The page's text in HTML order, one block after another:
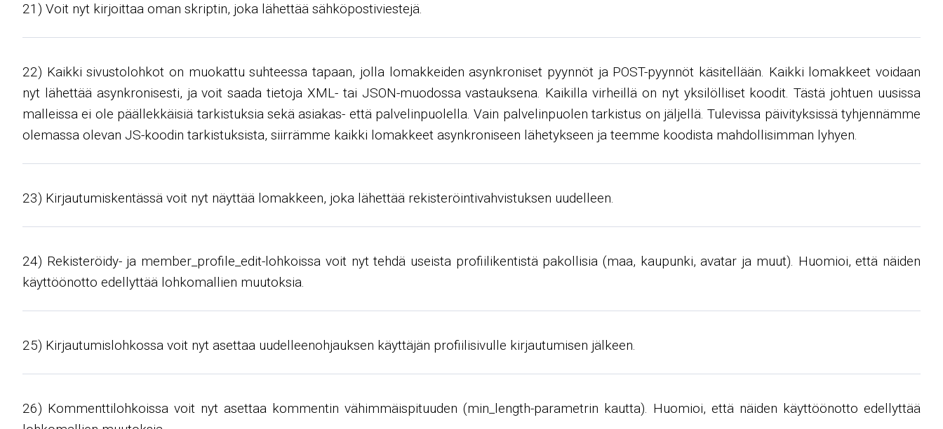
21) Voit nyt kirjoittaa oman skriptin, joka lähettää sähköpostiviestejä.
22) Kaikki sivustolohkot on muokattu suhteessa tapaan, jolla lomakkeiden asynkroniset pyynnöt ja POST-pyynnöt käsitellään. Kaikki lomakkeet voidaan
nyt lähettää asynkronisesti, ja voit saada tietoja XML- tai JSON-muodossa vastauksena. Kaikilla virheillä on nyt yksilölliset koodit. Tästä johtuen uusissa
malleissa ei ole päällekkäisiä tarkistuksia sekä asiakas- että palvelinpuolella. Vain palvelinpuolen tarkistus on jäljellä. Tulevissa päivityksissä tyhjennämme
olemassa olevan JS-koodin tarkistuksista, siirrämme kaikki lomakkeet asynkroniseen lähetykseen ja teemme koodista mahdollisimman lyhyen.
23) Kirjautumiskentässä voit nyt näyttää lomakkeen, joka lähettää rekisteröintivahvistuksen uudelleen.
24) Rekisteröidy- ja member_profile_edit-lohkoissa voit nyt tehdä useista profiilikentistä pakollisia (maa, kaupunki, avatar ja muut). Huomioi, että näiden
käyttöönotto edellyttää lohkomallien muutoksia.
25) Kirjautumislohkossa voit nyt asettaa uudelleenohjauksen käyttäjän profiilisivulle kirjautumisen jälkeen.
26) Kommenttilohkoissa voit nyt asettaa kommentin vähimmäispituuden (min_length-parametrin kautta). Huomioi, että näiden käyttöönotto edellyttää